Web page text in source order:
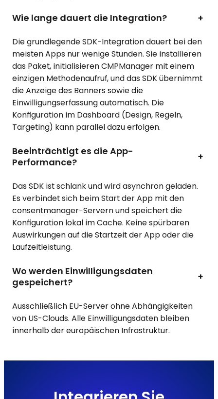
Wie lange dauert die Integration? +
Die grundlegende SDK-Integration dauert bei den
meisten Apps nur wenige Stunden. Sie installieren
das Paket, initialisieren CMPManager mit einem
einzigen Methodenaufruf, und das SDK übernimmt
die Anzeige des Banners sowie die
Einwilligungserfassung automatisch. Die
Konfiguration im Dashboard (Design, Regeln,
Targeting) kann parallel dazu erfolgen.
Beeinträchtigt es die App-
Performance?
+
Das SDK ist schlank und wird asynchron geladen.
Es verbindet sich beim Start der App mit den
consentmanager-Servern und speichert die
Konfiguration lokal im Cache. Keine spürbaren
Auswirkungen auf die Startzeit der App oder die
Laufzeitleistung.
Wo werden Einwilligungsdaten
gespeichert?
+
Ausschließlich EU-Server ohne Abhängigkeiten
von US-Clouds. Alle Einwilligungsdaten bleiben
innerhalb der europäischen Infrastruktur.